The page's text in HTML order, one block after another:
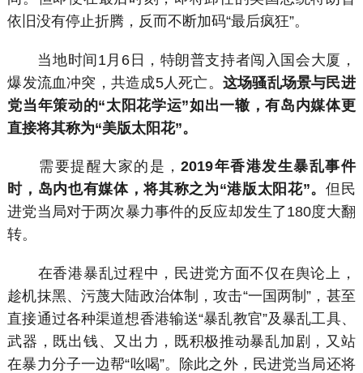
依旧没有停止折腾，反而不断加码“最后疯狂”。
当地时间1月6日，特朗普支持者闯入国会大厦，
爆发流血冲突，共造成5人死亡。 这场骚乱场景与民进
党当年策动的“太阳花学运”如出一辙，有岛内媒体更
直接将其称为“美版太阳花”。
需要提醒大家的是，2019年香港发生暴乱事件
时，岛内也有媒体，将其称之为“港版太阳花”。但民
进党当局对于两次暴力事件的反应却发生了180度大翻
转。
在香港暴乱过程中，民进党方面不仅在舆论上，
趁机抹黑、污蔑大陆政治体制，攻击“一国两制”，甚至
直接通过各种渠道想香港输送“暴乱教官”及暴乱工具、
武器，既出钱、又出力，既积极推动暴乱加剧，又站
在暴力分子一边帮“吆喝”。除此之外，民进党当局还将